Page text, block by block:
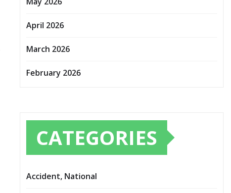
April 2026
March 2026
February 2026
CATEGORIES
Accident, National